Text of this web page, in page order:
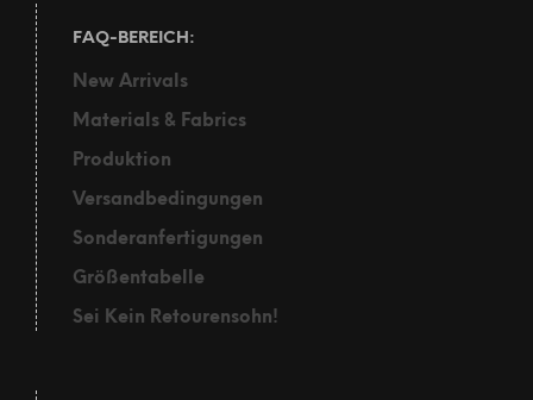
FAQ-BEREICH:
New Arrivals
Materials & Fabrics
Produktion
Versandbedingungen
Sonderanfertigungen
Größentabelle
Sei Kein Retourensohn!